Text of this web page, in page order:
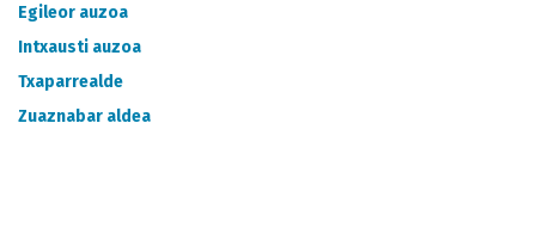
Egileor auzoa
Intxausti auzoa
Txaparrealde
Zuaznabar aldea
CATÁLOGO DE METADATOS